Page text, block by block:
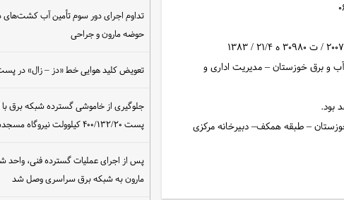
۲۵/۰۲ / ۱۳۹۰ رأس ساعت ۱۰ صبح در سازمان آب و برق خوزستان – مدیریت اداری و
– طبقه همکف– دبیرخانه مرکزی
تداوم اجرای دور سوم تأمین آب کشت‌های
حوضه مارون و جراحی
تعویض کلید هوایی خط «دز – زال» در
جلوگیری از خاموشی گسترده شبکه برق با
پست ۴۰۰/۱۳۲/۲۰ کیلوولت نیروگاه مسجدسلیمان
مارون به شبکه برق سراسری وصل شد